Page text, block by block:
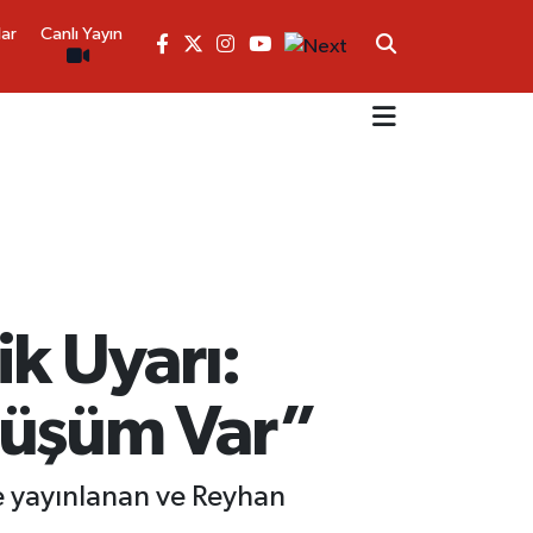
Canlı Yayın
Uyarı:
Var”
ve Reyhan